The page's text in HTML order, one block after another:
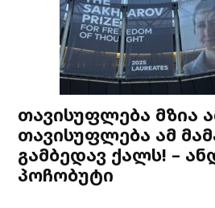
თავისუფლება მზია
თავისუფლება ამ
გამბედავ ქალს! –
პოჩობუტი